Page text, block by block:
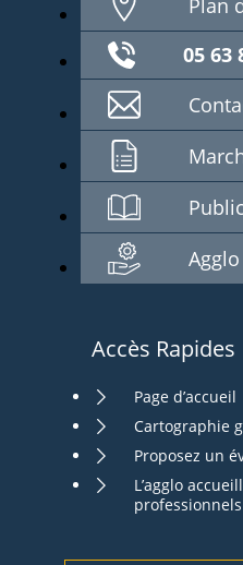
05 63
Accès Rapides
Page d’accueil
Cartographie
Proposez un
L’agglo
professionnels